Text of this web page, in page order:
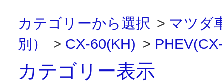
カテゴリーから選択 > マツダ
別）
> CX-60(KH) >
カテゴリー表示